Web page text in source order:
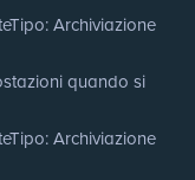
Tipo: Archiviazione
quando si
Tipo: Archiviazione